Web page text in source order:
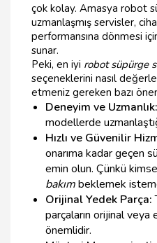
çok kolay. Amasya robot
uzmanlaşmış servisler,
performansına dönmesi
sunar.
Peki, en iyi robot süpürge
seçeneklerini nasıl
etmeniz gereken bazı
Deneyim ve Uzmanlık:
modellerde
Hızlı ve Güvenilir
onarıma kadar geçen
emin olun. Çünkü
bakımbeklemek
Orijinal Yedek Parça:
parçaların orijinal
önemlidir.